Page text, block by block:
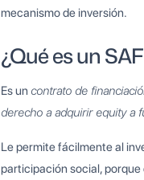
mecanismo de inversión.
¿Qué es un
Es un contrato de
derecho a adquirir equity a
Le permite fácilmente al
participación social,